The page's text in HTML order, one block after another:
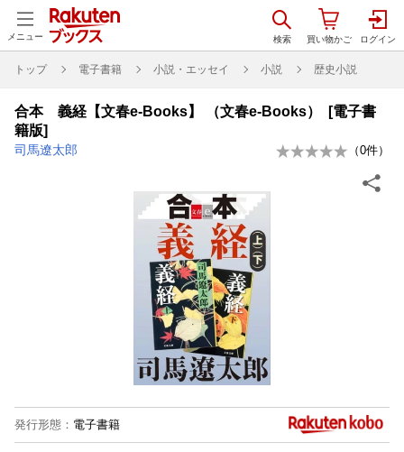
メニュー
トップ 電子書籍 小説・エッセイ 小説 歴史小説
合本 義経【文春e-Books】 （文春e-Books） [電子書
籍版]
司馬遼太郎 （0件）
発行形態 ： 電子書籍